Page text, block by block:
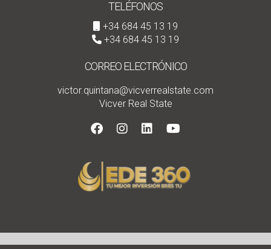
TELÉFONOS
+34 684 45 13 19
+34 684 45 13 19
CORREO ELECTRÓNICO
victor.quintana@vicverrealstate.com
Vicver Real State